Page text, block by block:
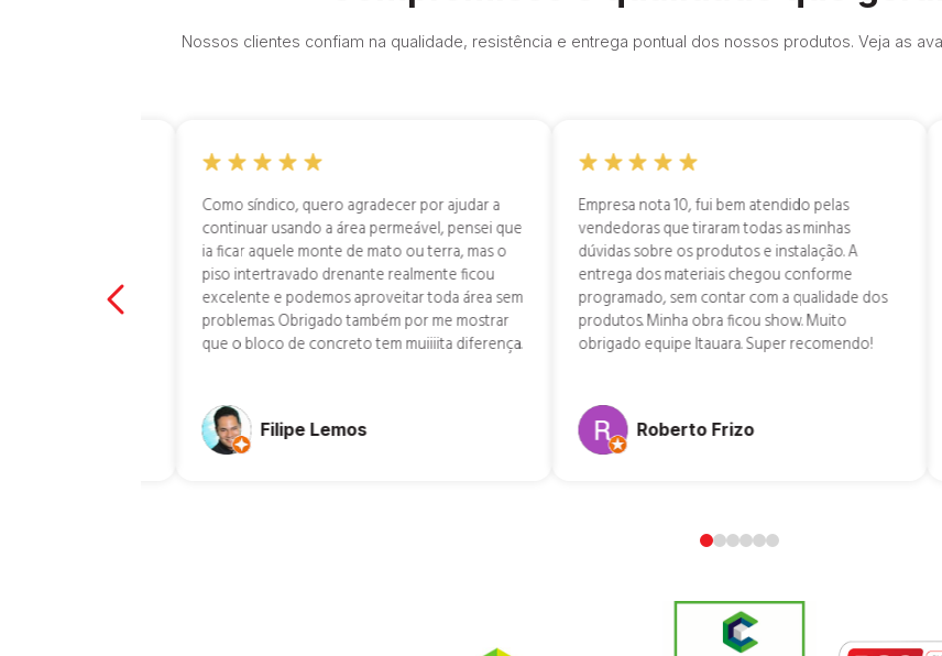
Nossos clientes confiam na qualidade, resistência e entrega pontual dos nossos produtos. Veja as
Como síndico, quero agradecer por ajudar a
continuar usando a área permeável, pensei que
ia ficar aquele monte de mato ou terra, mas o
piso intertravado drenante realmente ficou
excelente e podemos aproveitar toda área sem
problemas. Obrigado também por me mostrar
que o bloco de concreto tem muiiiita diferença.
Filipe Lemos
Empresa nota 10, fui bem atendido pelas
vendedoras que tiraram todas as minhas
dúvidas sobre os produtos e instalação. A
entrega dos materiais chegou conforme
programado, sem contar com a qualidade dos
produtos. Minha obra ficou show. Muito
obrigado equipe Itauara. Super recomendo!
Roberto Frizo
01 2345